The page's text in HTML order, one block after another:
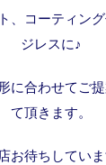
、コーティン
ジレスに♪
に合わせてご
て頂きます。
お待ちしていま